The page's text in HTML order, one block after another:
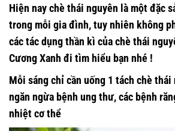
Hiện nay chè thái nguyên là một đặc
trong mỗi gia đình, tuy nhiên không
các tác dụng thần kì của chè thái
Cương Xanh đi tìm hiểu bạn nhé !
Mỗi sáng chỉ cần uống 1 tách chè
ngăn ngừa bệnh ung thư, các bệnh
nhiệt cơ thể